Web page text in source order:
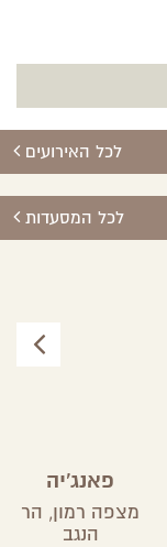
לכל האירועים
לכל המסעדות
פאנג'יה
מצפה רמון, הר
הנגב